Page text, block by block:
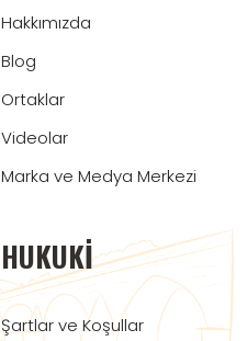
Hakkımızda
Blog
Ortaklar
Videolar
Marka ve Medya Merkezi
HUKUKI
Şartlar ve Koşullar